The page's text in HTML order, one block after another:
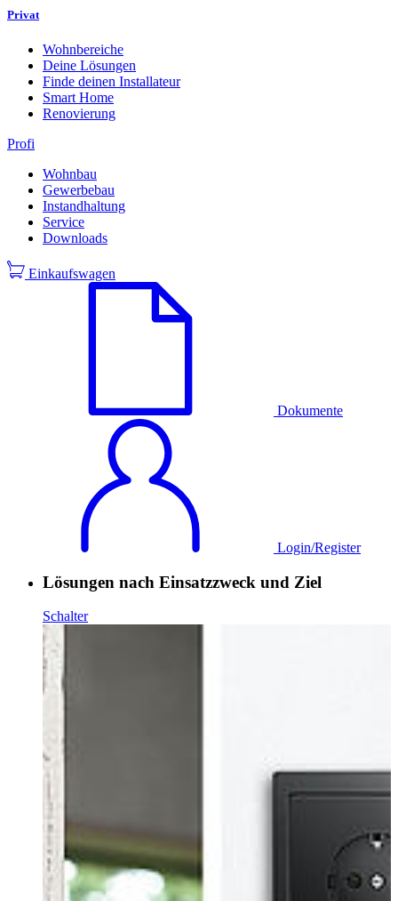
Privat
Wohnbereiche
Deine Lösungen
Finde deinen Installateur
Smart Home
Renovierung
Profi
Wohnbau
Gewerbebau
Instandhaltung
Service
Downloads
Einkaufswagen
Dokumente
Login/Register
Lösungen nach Einsatzzweck und Ziel
Schalter